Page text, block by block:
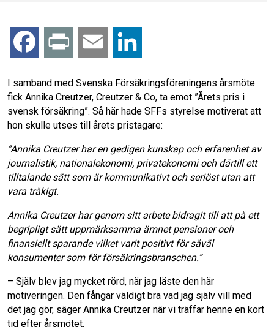
c
e
b
o
o
k
i
n
t
a
i
l
n
k
e
I
n
I samband med Svenska Försäkringsföreningens årsmöte
fick Annika Creutzer, Creutzer & Co, ta emot ”Årets pris i
svensk försäkring”. Så här hade SFFs styrelse motiverat att
hon skulle utses till årets pristagare:
”Annika Creutzer har en gedigen kunskap och erfarenhet av
journalistik, nationalekonomi, privatekonomi och därtill ett
tilltalande sätt som är kommunikativt och seriöst utan att
vara tråkigt.
Annika Creutzer har genom sitt arbete bidragit till att på ett
begripligt sätt uppmärksamma ämnet pensioner och
finansiellt sparande vilket varit positivt för såväl
konsumenter som för försäkringsbranschen.”
– Själv blev jag mycket rörd, när jag läste den här
motiveringen. Den fångar väldigt bra vad jag själv vill med
det jag gör, säger Annika Creutzer när vi träffar henne en kort
tid efter årsmötet.